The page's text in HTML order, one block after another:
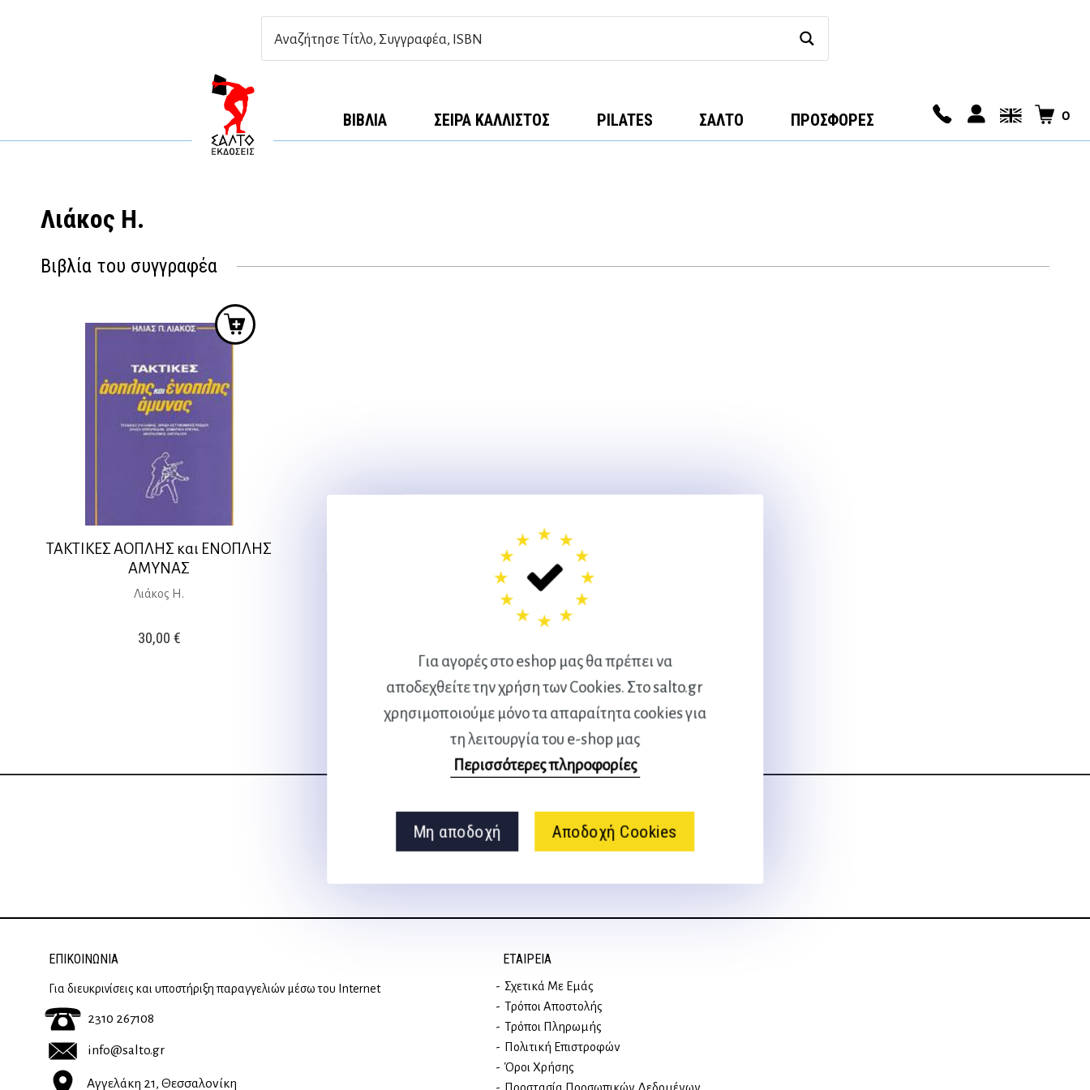
Για αγορές στο eshop μας θα πρέπει να
αποδεχθείτε την χρήση των Cookies. Στο salto.gr
χρησιμοποιούμε μόνο τα απαραίτητα cookies για
τη λειτουργία του e-shop μας
Περισσότερες πληροφορίες
Μη αποδοχή Αποδοχή Cookies
ΒΙΒΛΊΑ ΣΕΙΡΆ ΚΆΛΛΙΣΤΟΣ PILATES ΣΑΛΤΟ ΠΡΟΣΦΟΡΕΣ 0
Λιάκος Η.
Βιβλία του συγγραφέα
ΤΑΚΤΙΚΕΣ ΑΟΠΛΗΣ και ΕΝΟΠΛΗΣ
ΑΜΥΝΑΣ
Λιάκος Η.
30,00 €
Ακολουθήστε μας
ΕΠΙΚΟΙΝΩΝΊΑ
Για διευκρινίσεις και υποστήριξη παραγγελιών μέσω του Internet
2310 267108
info@salto.gr
Αγγελάκη 21, Θεσσαλονίκη
ΕΤΑΙΡΕΊΑ
Σχετικά Με Εμάς
Τρόποι Αποστολής
Τρόποι Πληρωμής
Πολιτική Επιστροφών
Όροι Χρήσης
Προστασία Προσωπικών Δεδομένων